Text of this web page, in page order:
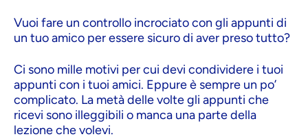
Vuoi fare un controllo incrociato con gli appunti di
un tuo amico per essere sicuro di aver preso tutto?
Ci sono mille motivi per cui devi condividere i tuoi
appunti con i tuoi amici. Eppure è sempre un po’
complicato. La metà delle volte gli appunti che
ricevi sono illeggibili o manca una parte della
lezione che volevi.